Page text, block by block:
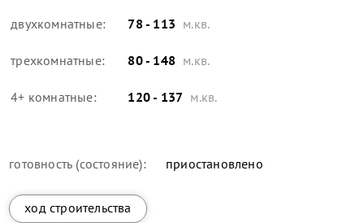
двухкомнатные: 78 - 113 м.кв.
трехкомнатные: 80 - 148 м.кв.
4+ комнатные: 120 - 137 м.кв.
готовность (состояние): приостановлено
ход строительства